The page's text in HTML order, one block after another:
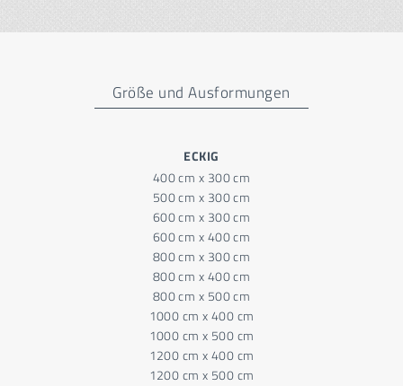
Größe und Ausformungen
ECKIG
400 cm x 300 cm
500 cm x 300 cm
600 cm x 300 cm
600 cm x 400 cm
800 cm x 300 cm
800 cm x 400 cm
800 cm x 500 cm
1000 cm x 400 cm
1000 cm x 500 cm
1200 cm x 400 cm
1200 cm x 500 cm